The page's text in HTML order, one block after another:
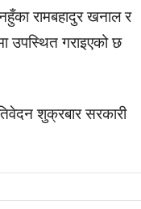
रामबहादुर खनाल र
उपस्थित गराइएको छ
शुक्रबार सरकारी